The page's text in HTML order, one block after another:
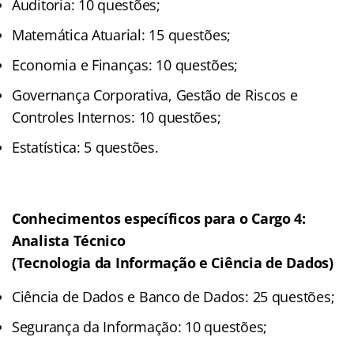
Auditoria: 10 questões;
Matemática Atuarial: 15 questões;
Economia e Finanças: 10 questões;
Governança Corporativa, Gestão de Riscos e
Controles Internos: 10 questões;
Estatística: 5 questões.
Conhecimentos específicos para o Cargo 4:
Analista Técnico
(Tecnologia da Informação e Ciência de Dados)
Ciência de Dados e Banco de Dados: 25 questões;
Segurança da Informação: 10 questões;